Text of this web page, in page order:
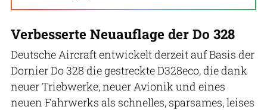
Verbesserte Neuauflage der Do 328
Deutsche Aircraft entwickelt derzeit auf Basis der
Dornier Do 328 die gestreckte D328eco, die dank
neuer Triebwerke, neuer Avionik und eines
neuen Fahrwerks als schnelles, sparsames, leises